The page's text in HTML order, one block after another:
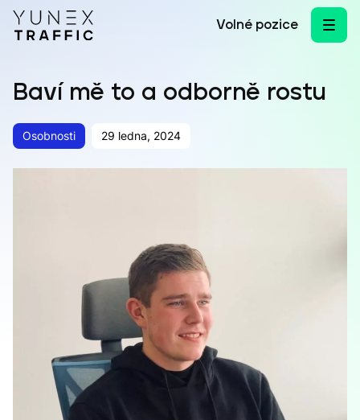
Přeskočit na obsah
Volné pozice
Baví mě to a odborně rostu
Osobnosti 29 ledna, 2024